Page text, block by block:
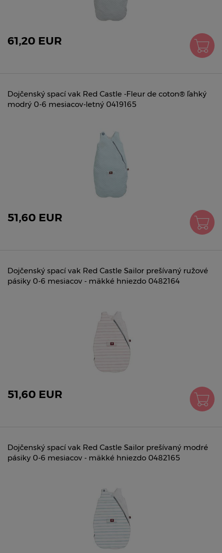
61,20 EUR
Dojčenský spací vak Red Castle -Fleur de coton® ľahký
modrý 0-6 mesiacov-letný 0419165
51,60 EUR
Dojčenský spací vak Red Castle Sailor prešívaný ružové
pásiky 0-6 mesiacov - mäkké hniezdo 0482164
51,60 EUR
Dojčenský spací vak Red Castle Sailor prešívaný modré
pásiky 0-6 mesiacov - mäkké hniezdo 0482165